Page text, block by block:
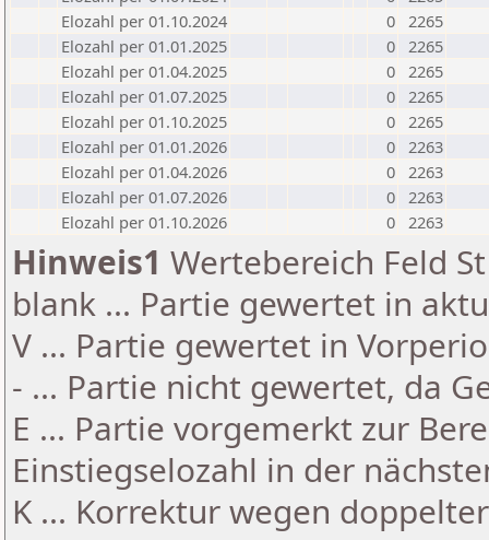
Elozahl per 01.10.2024
0 2265
Elozahl per 01.01.2025
0 2265
Elozahl per 01.04.2025
0 2265
Elozahl per 01.07.2025
0 2265
Elozahl per 01.10.2025
0 2265
Elozahl per 01.01.2026
0 2263
Elozahl per 01.04.2026
0 2263
Elozahl per 01.07.2026
0 2263
Elozahl per 01.10.2026
0 2263
Hinweis1 Wertebereich Feld
blank ... Partie gewertet in
V ... Partie gewertet in
- ... Partie nicht gewertet, da
E ... Partie vorgemerkt zur
Einstiegselozahl in der
K ... Korrektur wegen